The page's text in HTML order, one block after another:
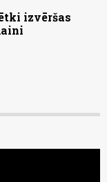
izvēršas